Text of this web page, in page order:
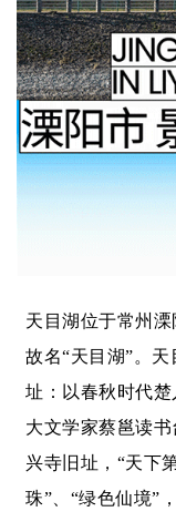
天目湖位于常州溧
故名“天目湖”。
址：以春秋时代楚
大文学家蔡邕读
兴寺旧址，“天下
珠”、“绿色仙境”